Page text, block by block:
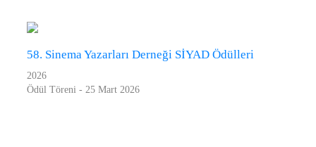
58. Sinema Yazarları Derneği SİYAD Ödülleri
2026
Ödül Töreni - 25 Mart 2026